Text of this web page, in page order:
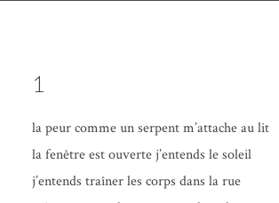
1
la peur comme un ser­pent m’at­tache au lit
la fenêtre est ouverte j’en­tends le soleil
j’en­tends traî­ner les corps dans la rue